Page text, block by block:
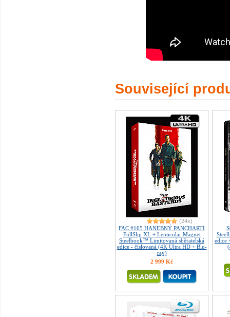
Související
(24x)
FAC #165 HANEBNÝ PANCHARTI
FullSlip XL + Lenticular Magnet
Steelbook™ Limitovaná sběratelská
edice - číslovaná (4K Ultra HD + Blu-
ray)
2 999 Kč
edice